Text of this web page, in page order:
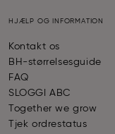
HJÆLP OG INFORMATION
Kontakt os
BH-størrelsesguide
FAQ
SLOGGI ABC
Together we grow
Tjek ordrestatus